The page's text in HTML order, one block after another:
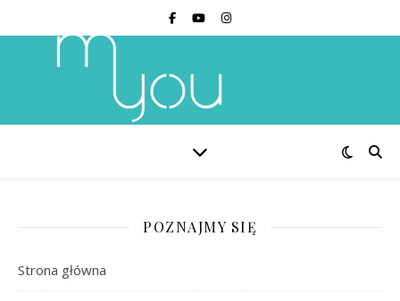
POZNAJMY SIĘ
Strona główna